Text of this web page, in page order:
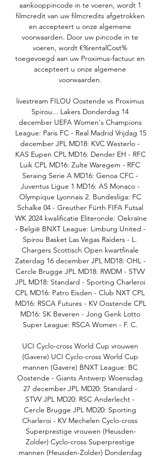
aankooppincode in te voeren, wordt 1
filmcredit van uw filmcredits afgetrokken
en accepteert u onze algemene
voorwaarden. Door uw pincode in te
voeren, wordt €%rentalCost%
toegevoegd aan uw Proximus-factuur en
accepteert u onze algemene
voorwaarden.
livestream FILOU Oostende vs Proximus
Spirou... Lakers Donderdag 14
december UEFA Women's Champions
League: Paris FC - Real Madrid Vrijdag 15
december JPL MD18: KVC Westerlo -
KAS Eupen CPL MD16: Dender EH - RFC
Luik CPL MD16: Zulte Waregem - RFC
Seraing Serie A MD16: Genoa CFC -
Juventus Ligue 1 MD16: AS Monaco -
Olympique Lyonnais 2. Bundesliga: FC
Schalke 04 - Greuther Fürth FIFA Futsal
WK 2024 kwalificatie Eliteronde: Oekraïne
- België BNXT League: Limburg United -
Spirou Basket Las Vegas Raiders - L.
Chargers Scottisch Open kwartfinale
Zaterdag 16 december JPL MD18: OHL -
Cercle Brugge JPL MD18: RWDM - STVV
JPL MD18: Standard - Sporting Charleroi
CPL MD16: Patro Eisden - Club NXT CPL
MD16: RSCA Futures - KV Oostende CPL
MD16: SK Beveren - Jong Genk Lotto
Super League: RSCA Women - F. C.
UCI Cyclo-cross World Cup vrouwen
(Gavere) UCI Cyclo-cross World Cup
mannen (Gavere) BNXT League: BC
Oostende - Giants Antwerp Woensdag
27 december JPL MD20: Standard -
STVV JPL MD20: RSC Anderlecht -
Cercle Brugge JPL MD20: Sporting
Charleroi - KV Mechelen Cyclo-cross
Superprestige vrouwen (Heusden-
Zolder) Cyclo-cross Superprestige
mannen (Heusden-Zolder) Donderdag